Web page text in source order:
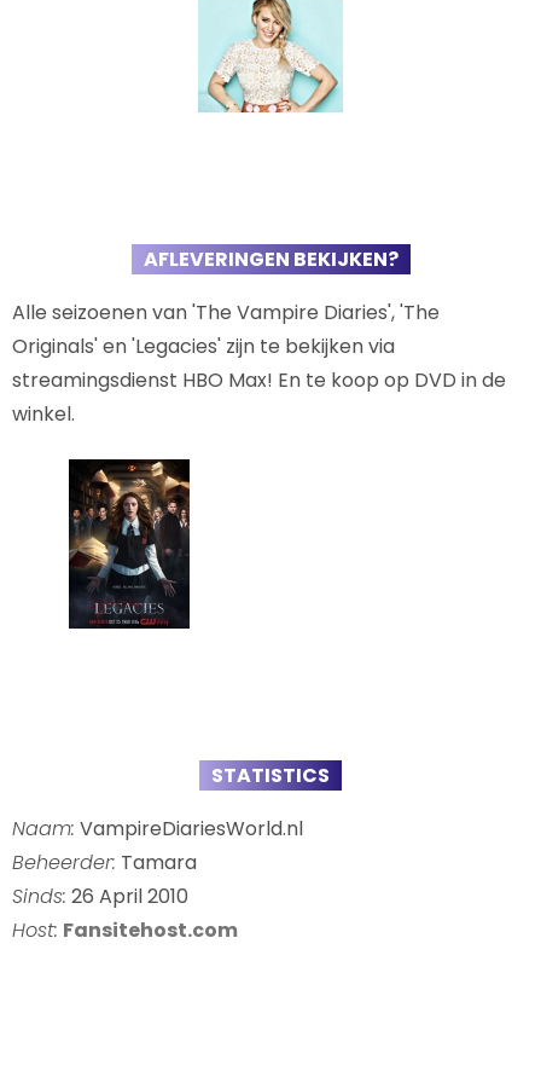
AFLEVERINGEN BEKIJKEN?
Alle seizoenen van 'The Vampire Diaries', 'The
Originals' en 'Legacies' zijn te bekijken via
streamingsdienst HBO Max! En te koop op DVD in de
winkel.
STATISTICS
Naam: VampireDiariesWorld.nl
Beheerder: Tamara
Sinds: 26 April 2010
Host: Fansitehost.com